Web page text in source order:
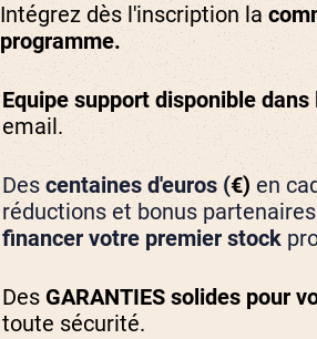
Intégrez dès l'inscription la
programme.
Equipe support disponible dans
email.
Descentaines d'euros (€) en
réductions et bonus
financer votre premier stock
Des GARANTIES solides pour
toute sécurité.